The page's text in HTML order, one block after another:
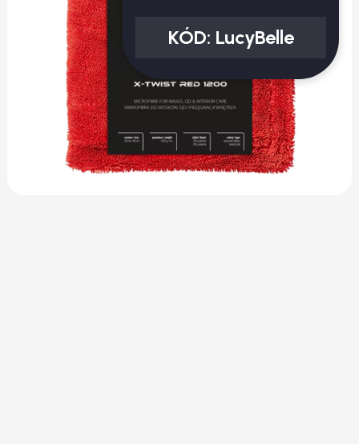
KÓD: LucyBelle